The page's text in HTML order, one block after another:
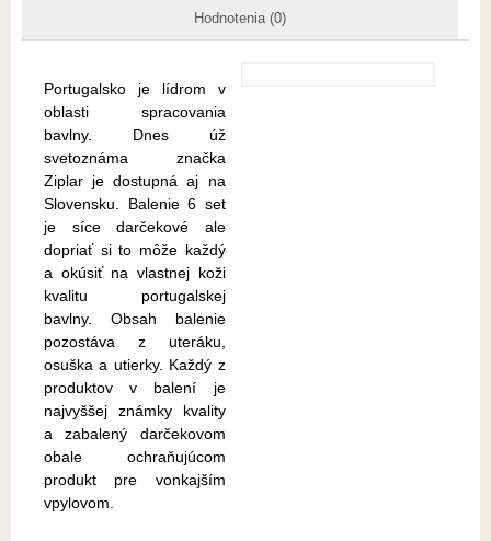
Hodnotenia (0)
Portugalsko je lídrom v
oblasti spracovania
bavlny. Dnes úž
svetoznáma značka
Ziplar je dostupná aj na
Slovensku. Balenie 6 set
je síce darčekové ale
dopriať si to môže každý
a okúsiť na vlastnej koži
kvalitu portugalskej
bavlny. Obsah balenie
pozostáva z uteráku,
osuška a utierky. Každý z
produktov v balení je
najvyššej známky kvality
a zabalený darčekovom
obale ochraňujúcom
produkt pre vonkajším
vpylovom.